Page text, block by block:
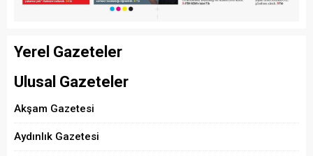
Yerel Gazeteler
Ulusal Gazeteler
Akşam Gazetesi
Aydınlık Gazetesi